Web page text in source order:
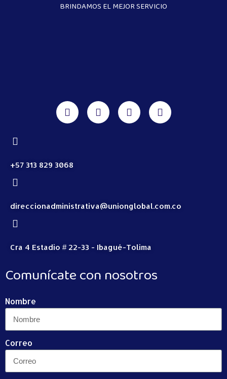
BRINDAMOS EL MEJOR SERVICIO
+57 313 829 3068
direccionadministrativa@unionglobal.com.co
Cra 4 Estadio # 22-33 - Ibagué-Tolima
Comunícate con nosotros
Nombre
Correo